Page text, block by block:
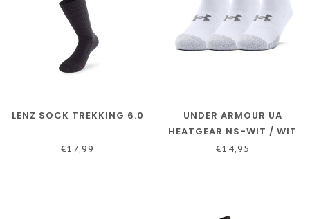
LENZ SOCK TREKKING 6.0
€17,99
UNDER ARMOUR UA
HEATGEAR NS-WIT / WIT
/ STAAL
€14,95